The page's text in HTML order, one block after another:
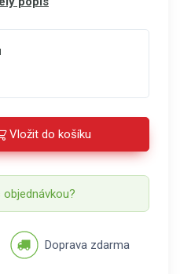
Vložit do košíku
Doprava zdarma